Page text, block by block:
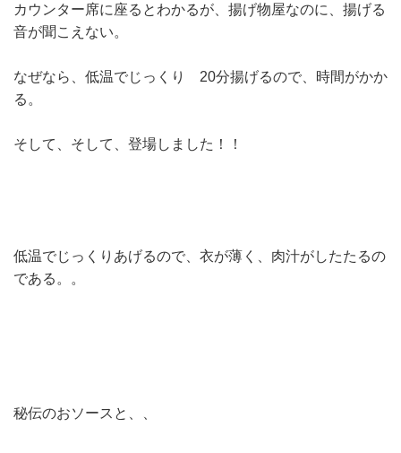
カウンター席に座るとわかるが、揚げ物屋なのに、揚げる
音が聞こえない。
なぜなら、低温でじっくり 20分揚げるので、時間がかか
る。
そして、そして、登場しました！！
低温でじっくりあげるので、衣が薄く、肉汁がしたたるの
である。。
秘伝のおソースと、、